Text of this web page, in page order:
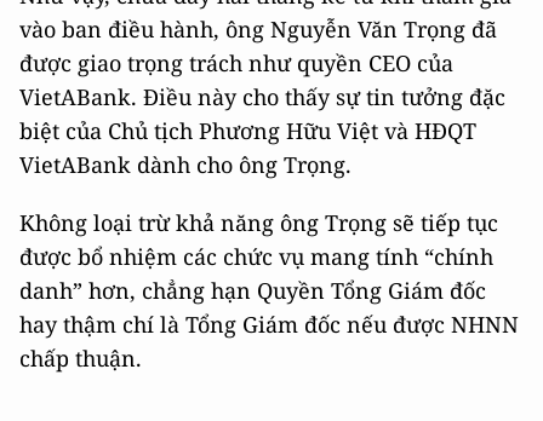
vào ban điều hành, ông Nguyễn Văn Trọng đã
được giao trọng trách như quyền CEO của
VietABank. Điều này cho thấy sự tin tưởng đặc
biệt của Chủ tịch Phương Hữu Việt và HĐQT
VietABank dành cho ông Trọng.
Không loại trừ khả năng ông Trọng sẽ tiếp tục
được bổ nhiệm các chức vụ mang tính “chính
danh” hơn, chẳng hạn Quyền Tổng Giám đốc
hay thậm chí là Tổng Giám đốc nếu được NHNN
chấp thuận.